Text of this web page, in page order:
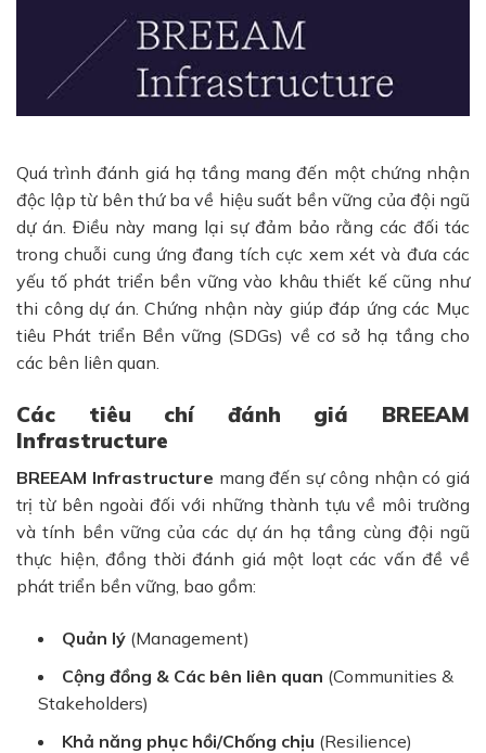
Quá trình đánh giá hạ tầng mang đến một chứng nhận
độc lập từ bên thứ ba về hiệu suất bền vững của đội ngũ
dự án. Điều này mang lại sự đảm bảo rằng các đối tác
trong chuỗi cung ứng đang tích cực xem xét và đưa các
yếu tố phát triển bền vững vào khâu thiết kế cũng như
thi công dự án. Chứng nhận này giúp đáp ứng các Mục
tiêu Phát triển Bền vững (SDGs) về cơ sở hạ tầng cho
các bên liên quan.
Các tiêu chí đánh giá BREEAM
Infrastructure
BREEAM Infrastructure mang đến sự công nhận có giá
trị từ bên ngoài đối với những thành tựu về môi trường
và tính bền vững của các dự án hạ tầng cùng đội ngũ
thực hiện, đồng thời đánh giá một loạt các vấn đề về
phát triển bền vững, bao gồm:
Quản lý (Management)
Cộng đồng & Các bên liên quan (Communities &
Stakeholders)
Khả năng phục hồi/Chống chịu (Resilience)